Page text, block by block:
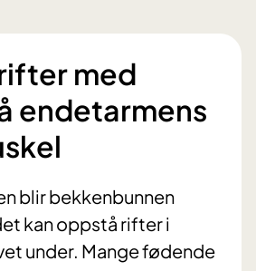
med
endetarmens
blir bekkenbunnen
kan oppstå rifter i
under. Mange fødende